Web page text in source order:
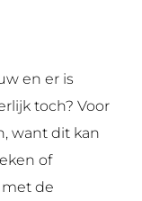
en er is
toch? Voor
want dit kan
of
de